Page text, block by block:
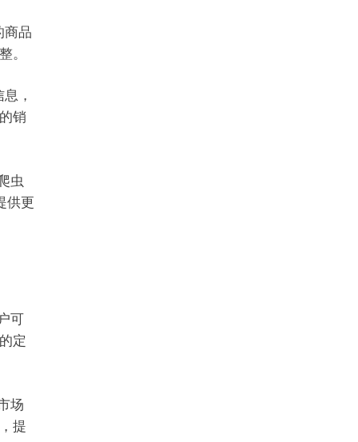
品
。
，
销
虫
供更
可
定
场
提